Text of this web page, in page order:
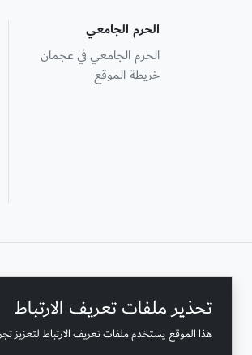
تحذير ملفات تعريف الارتباط
هذا الموقع يستخدم ملفات تعريف الارتباط
الحرم الجامعي
الحرم الجامعي في عجمان
خريطة الموقع
الصندوق البريدي لجامعة عجمان: 346